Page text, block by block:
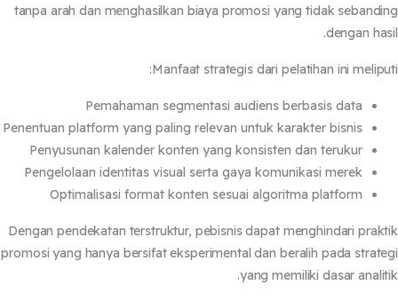
tanpa arah dan menghasilkan biaya promosi yang tidak
dengan
Manfaat strategis dari pelatihan ini
Pemahaman segmentasi audiens berbasis data
Penentuan platform yang paling relevan untuk karakter bisnis
Penyusunan kalender konten yang konsisten dan terukur
Pengelolaan identitas visual serta gaya komunikasi merek
Optimalisasi format konten sesuai algoritma platform
Dengan pendekatan terstruktur, pebisnis dapat menghindari
promosi yang hanya bersifat eksperimental dan beralih pada
yang memiliki dasar